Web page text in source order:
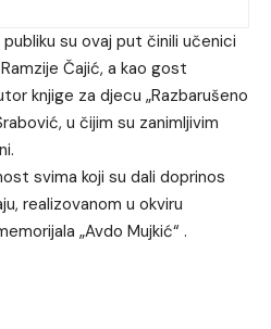
su ovaj put činili učenici
Čajić, a kao gost
knjige za djecu „Razbarušeno
u čijim su zanimljivim
svima koji su dali doprinos
realizovanom u okviru
„Avdo Mujkić“ .